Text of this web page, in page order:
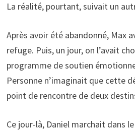
La réalité, pourtant, suivait un
Après avoir été abandonné, Max
refuge. Puis, un jour, on l’avait
programme de soutien
Personne n’imaginait que cette
point de rencontre de deux
Ce jour-là, Daniel marchait dans